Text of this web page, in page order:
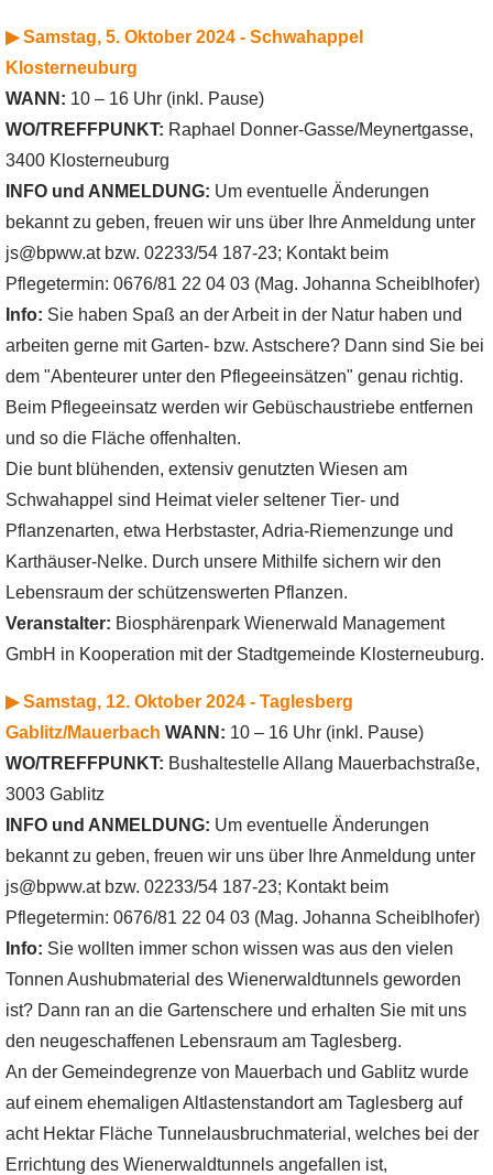
▶ Samstag, 5. Oktober 2024 - Schwahappel
Klosterneuburg
WANN: 10 – 16 Uhr (inkl. Pause)
WO/TREFFPUNKT: Raphael Donner-Gasse/Meynertgasse,
3400 Klosterneuburg
INFO und ANMELDUNG: Um eventuelle Änderungen
bekannt zu geben, freuen wir uns über Ihre Anmeldung unter
js@bpww.at bzw. 02233/54 187-23; Kontakt beim
Pflegetermin: 0676/81 22 04 03 (Mag. Johanna Scheiblhofer)
Info: Sie haben Spaß an der Arbeit in der Natur haben und
arbeiten gerne mit Garten- bzw. Astschere? Dann sind Sie bei
dem "Abenteurer unter den Pflegeeinsätzen" genau richtig.
Beim Pflegeeinsatz werden wir Gebüschaustriebe entfernen
und so die Fläche offenhalten.
Die bunt blühenden, extensiv genutzten Wiesen am
Schwahappel sind Heimat vieler seltener Tier- und
Pflanzenarten, etwa Herbstaster, Adria-Riemenzunge und
Karthäuser-Nelke. Durch unsere Mithilfe sichern wir den
Lebensraum der schützenswerten Pflanzen.
Veranstalter: Biosphärenpark Wienerwald Management
GmbH in Kooperation mit der Stadtgemeinde Klosterneuburg.
▶ Samstag, 12. Oktober 2024 - Taglesberg
Gablitz/Mauerbach WANN: 10 – 16 Uhr (inkl. Pause)
WO/TREFFPUNKT: Bushaltestelle Allang Mauerbachstraße,
3003 Gablitz
INFO und ANMELDUNG: Um eventuelle Änderungen
bekannt zu geben, freuen wir uns über Ihre Anmeldung unter
js@bpww.at bzw. 02233/54 187-23; Kontakt beim
Pflegetermin: 0676/81 22 04 03 (Mag. Johanna Scheiblhofer)
Info: Sie wollten immer schon wissen was aus den vielen
Tonnen Aushubmaterial des Wienerwaldtunnels geworden
ist? Dann ran an die Gartenschere und erhalten Sie mit uns
den neugeschaffenen Lebensraum am Taglesberg.
An der Gemeindegrenze von Mauerbach und Gablitz wurde
auf einem ehemaligen Altlastenstandort am Taglesberg auf
acht Hektar Fläche Tunnelausbruchmaterial, welches bei der
Errichtung des Wienerwaldtunnels angefallen ist,